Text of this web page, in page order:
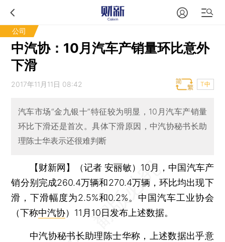
公司
中汽协：10月汽车产销量环比意外
下滑
2017年11月11日 08:42 T中
汽车市场“金九银十”特征较为明显，10月汽车产销量
环比下滑还是首次。具体下滑原因，中汽协秘书长助
理陈士华表示还很难判断
【财新网】（记者 安丽敏） 10月，中国汽车产
销分别完成260.4万辆和270.4万辆，环比均出现下
滑，下滑幅度为2.5%和0.2%。中国汽车工业协会
（下称中汽协）11月10日发布上述数据。
中汽协秘书长助理陈士华称，上述数据出乎意